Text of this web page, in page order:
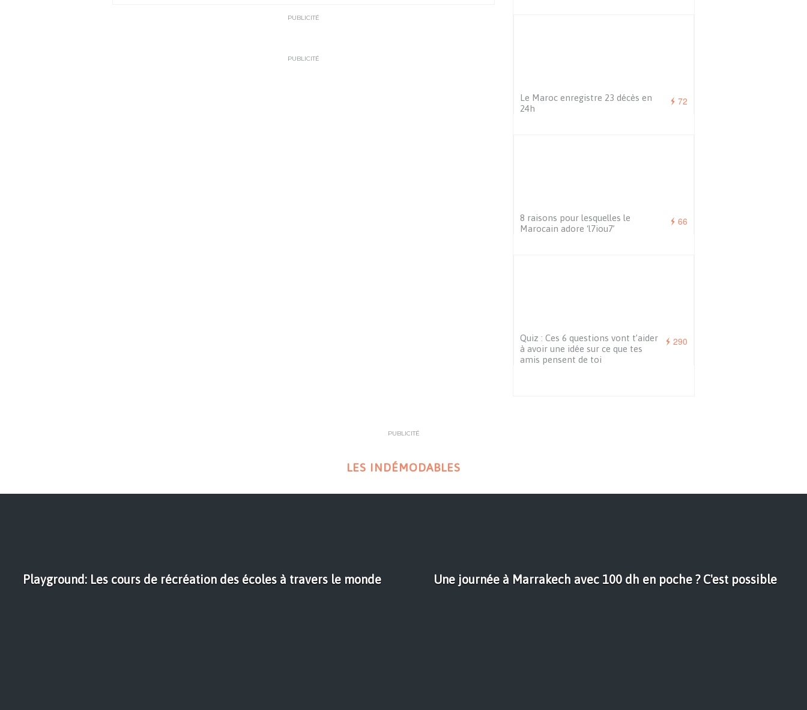
PUBLICITÉ
PUBLICITÉ
72
Le Maroc enregistre 23 décès en
24h
66
8 raisons pour lesquelles le
Marocain adore ‘l7iou7’
290
Quiz : Ces 6 questions vont t’aider
à avoir une idée sur ce que tes
amis pensent de toi
PUBLICITÉ
LES INDÉMODABLES
Playground: Les cours de récréation des écoles à travers le monde Une journée à Marrakech avec 100 dh en poche ? C'est possible